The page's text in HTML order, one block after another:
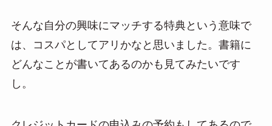
そんな自分の興味にマッチする特典という意味で
は、コスパとしてアリかなと思いました。書籍に
どんなことが書いてあるのかも見てみたいです
し。